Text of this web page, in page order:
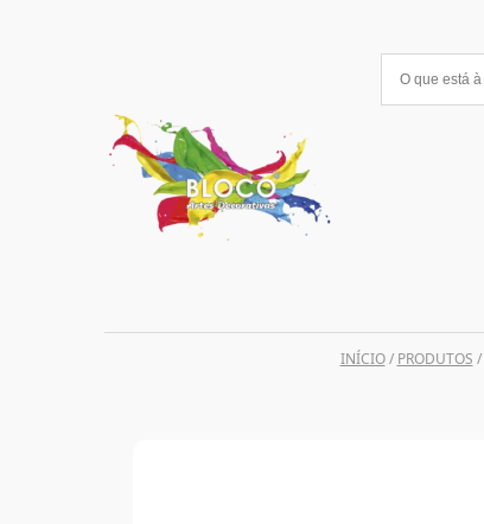
INÍCIO/ PRODUTOS /